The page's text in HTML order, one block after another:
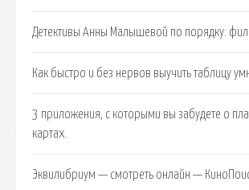
Детективы Анны Малышевой по порядку:
Как быстро и без нервов выучить таблицу
3 приложения, с которыми вы забудете о
картах.
Эквилибриум — смотреть онлайн —